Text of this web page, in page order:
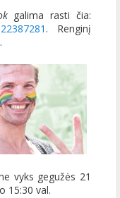
galima rasti čia:
. Renginį
vyks gegužės 21
15:30 val.